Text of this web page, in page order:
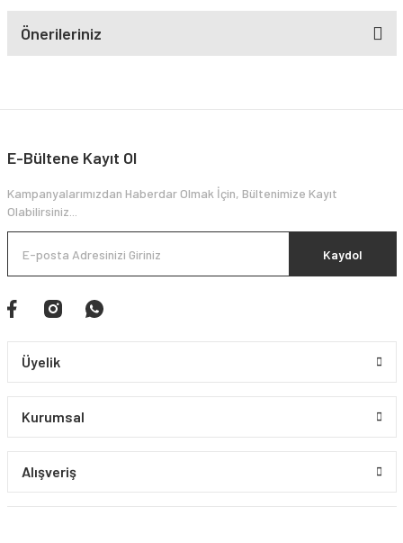
Önerileriniz
E-Bültene Kayıt Ol
Kampanyalarımızdan Haberdar Olmak İçin, Bültenimize Kayıt
Olabilirsiniz...
Kaydol
Üyelik
Kurumsal
Alışveriş